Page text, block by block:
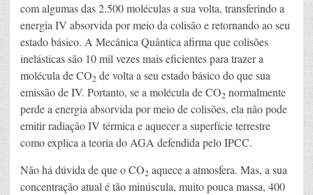
com algumas das 2.500 moléculas a sua volta, transferindo a
energia IV absorvida por meio da colisão e retornando ao seu
estado básico. A Mecânica Quântica afirma que colisões
inelásticas são 10 mil vezes mais eficientes para trazer a
molécula de CO2 de volta a seu estado básico do que sua
emissão de IV. Portanto, se a molécula de CO2 normalmente
perde a energia absorvida por meio de colisões, ela não pode
emitir radiação IV térmica e aquecer a superfície terrestre
como explica a teoria do AGA defendida pelo IPCC.
Não há dúvida de que o CO2 aquece a atmosfera. Mas, a sua
concentração atual é tão minúscula, muito pouca massa, 400